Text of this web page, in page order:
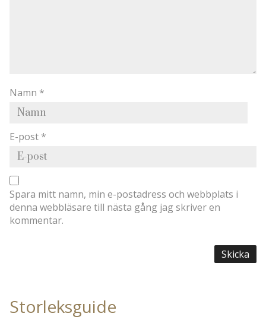
Namn *
E-post *
Spara mitt namn, min e-postadress och webbplats i
denna webbläsare till nästa gång jag skriver en
kommentar.
Storleksguide